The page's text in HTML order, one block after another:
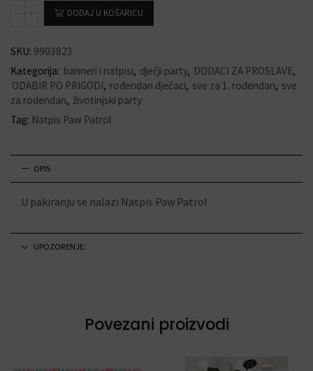
DODAJ U KOŠARICU
SKU: 9903823
Kategorija: banneri i natpisi, dječji party, DODACI ZA PROSLAVE,
ODABIR PO PRIGODI, rođendan dječaci, sve za 1. rođendan, sve
za rođendan, životinjski party
Tag: Natpis Paw Patrol
OPIS
U pakiranju se nalazi Natpis Paw Patrol
UPOZORENJE:
Povezani proizvodi